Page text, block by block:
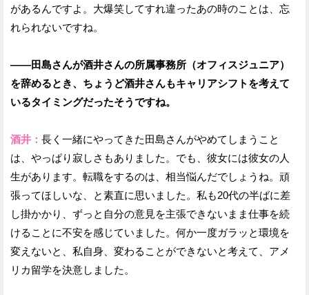
があるんですよ。大爆笑してすれ違ったあの時のことは、忘
れられないですね。
——田島さんが酒井さんの所属事務所（オフィスジュニア）
を辞めるとき、ちょうど酒井さんもキャリアシフトを考えて
いるタイミングだったそうですね。
酒井： 長く一緒にやってきた田島さんがやめてしまうこと
は、やっぱり寂しさもありました。でも、彼女には彼女の人
生があります。転職をするのは、相当悩んだでしょうね。頑
張ってほしいな、と素直に思いました。私も20代の半ばに差
し掛かかり、ずっと自分の意見を主張できないまま仕事を続
けることに不安を感じていました。何か一度ガラッと環境を
変えないと、私自身、変わることができないと考えて、アメ
リカ留学を決意しました。